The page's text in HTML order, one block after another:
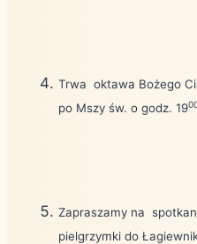
Trwa oktawa Bożego
po Mszy św. o godz. 19
Zapraszamy na
pielgrzymki do